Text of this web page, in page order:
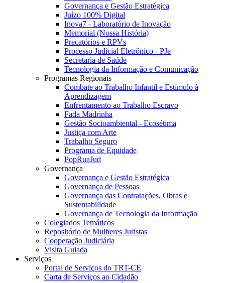
Governança e Gestão Estratégica
Juízo 100% Digital
Inova7 - Laboratório de Inovação
Memorial (Nossa História)
Precatórios e RPVs
Processo Judicial Eletrônico - PJe
Secretaria de Saúde
Tecnologia da Informação e Comunicação
Programas Regionais
Combate ao Trabalho Infantil e Estímulo à
Aprendizagem
Enfrentamento ao Trabalho Escravo
Fada Madrinha
Gestão Socioambiental - Ecosétima
Justiça com Arte
Trabalho Seguro
Programa de Equidade
PopRuaJud
Governança
Governança e Gestão Estratégica
Governança de Pessoas
Governança das Contratações, Obras e
Sustentabilidade
Governança de Tecnologia da Informação
Colegiados Temáticos
Repositório de Mulheres Juristas
Cooperação Judiciária
Visita Guiada
Serviços
Portal de Serviços do TRT-CE
Carta de Serviços ao Cidadão